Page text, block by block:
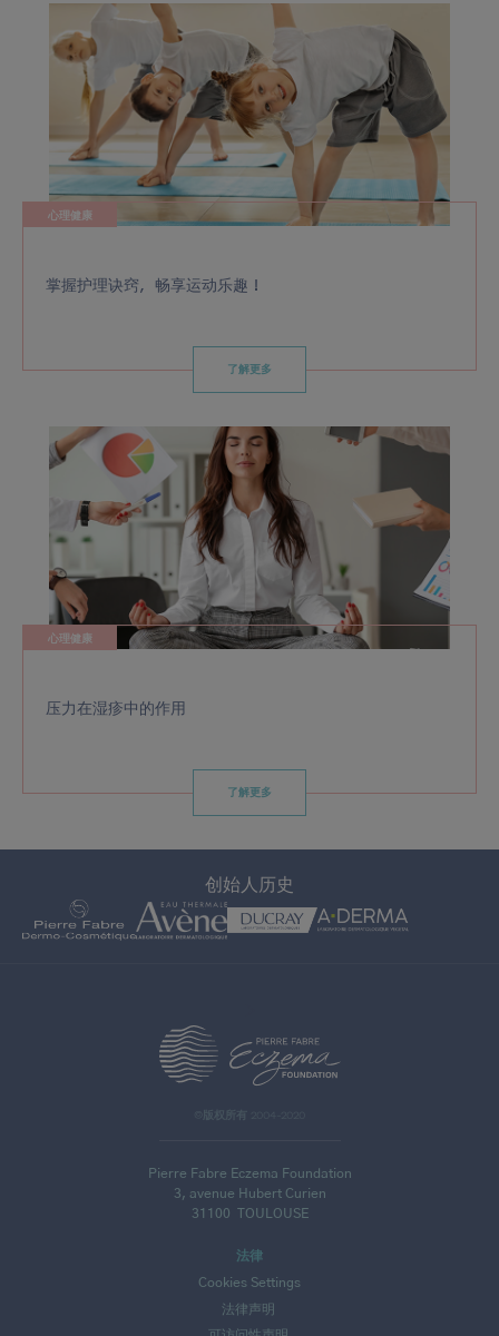
心理健康
掌握护理诀窍，畅享运动乐趣！
了解更多
心理健康
压力在湿疹中的作用
了解更多
创始人历史
©版权所有 2004-2020
Pierre Fabre Eczema Foundation
3, avenue Hubert Curien
31100
TOULOUSE
法律
Cookies Settings
法律声明